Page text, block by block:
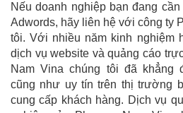
Nếu doanh nghiệp bạn đang
Adwords, hãy liên hệ với công ty
tôi. Với nhiều năm kinh nghiệm
dịch vụ website và quảng cáo
Nam Vina chúng tôi đã khẳng
cũng như uy tín trên thị trường
cung cấp khách hàng. Dịch vụ